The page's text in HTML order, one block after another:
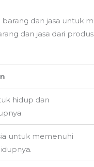
dan jasa untuk
dan jasa dari
hidup dan
untuk memenuhi